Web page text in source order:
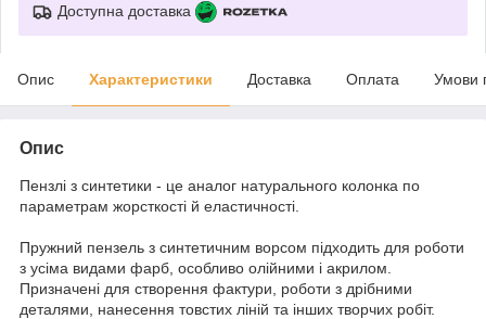
Доступна доставка
Опис Характеристики Доставка Оплата Умови
Опис
Пензлі з синтетики - це аналог натурального колонка по
параметрам жорсткості й еластичності.
Пружний пензель з синтетичним ворсом підходить для роботи
з усіма видами фарб, особливо олійними і акрилом.
Призначені для створення фактури, роботи з дрібними
деталями, нанесення товстих ліній та інших творчих робіт.